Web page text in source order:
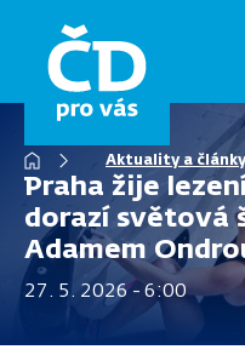
hlavnímu
Drobečková
navigace
Aktuality a články
Praha žije
dorazí světová
Adamem
27. 5. 2026 - 6:00